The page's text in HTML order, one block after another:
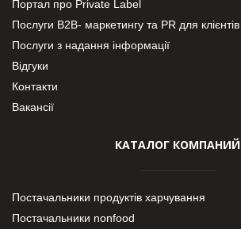
Портал про Private Label
Послуги В2В- маркетингу та PR для клієнтів
Послуги з надання інформації
Відгуки
Контакти
Вакансії
КАТАЛОГ КОМПАНИЙ
Постачальники продуктів харчування
Постачальники nonfood